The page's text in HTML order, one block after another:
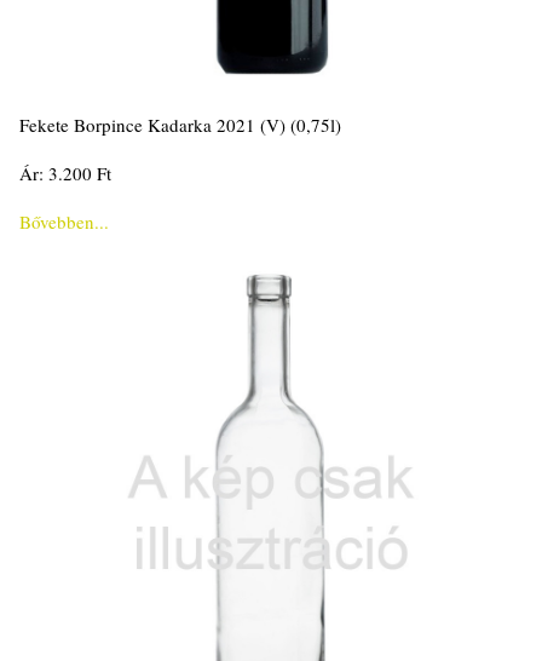
Fekete Borpince Kadarka 2021 (V) (0,75l)
Ár: 3.200 Ft
Bővebben...